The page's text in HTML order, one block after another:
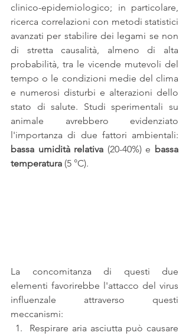
clinico-epidemiologico; in particolare,
ricerca correlazioni con metodi statistici
avanzati per stabilire dei legami se non
di stretta causalità, almeno di alta
probabilità, tra le vicende mutevoli del
tempo o le condizioni medie del clima
e numerosi disturbi e alterazioni dello
stato di salute. Studi sperimentali su
animale avrebbero evidenziato
bassa umidità relativa (20-40%) e bassa
temperatura (5 °C).
La concomitanza di questi due
elementi favorirebbe l'attacco del virus
influenzale attraverso questi
meccanismi:
Respirare aria asciutta può causare